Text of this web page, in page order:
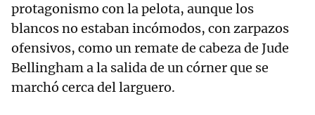
protagonismo con la pelota, aunque los
blancos no estaban incómodos, con zarpazos
ofensivos, como un remate de cabeza de Jude
Bellingham a la salida de un córner que se
marchó cerca del larguero.